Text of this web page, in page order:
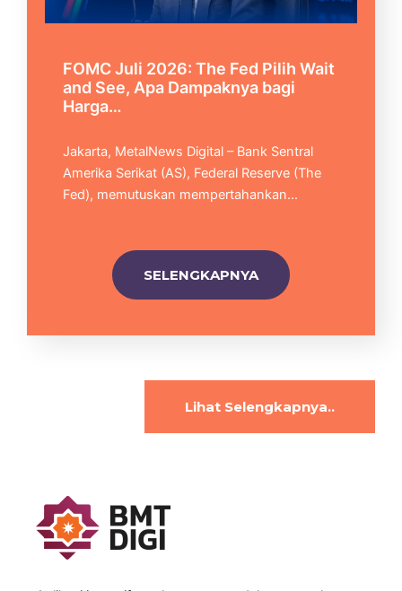
FOMC Juli 2026: The Fed Pilih Wait
and See, Apa Dampaknya bagi
Harga…
Jakarta, MetalNews Digital – Bank Sentral
Amerika Serikat (AS), Federal Reserve (The
Fed), memutuskan mempertahankan…
SELENGKAPNYA
Lihat Selengkapnya..